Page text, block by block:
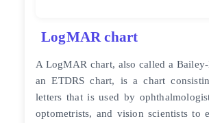
LogMAR chart
A LogMAR chart, also called a
an ETDRS chart, is a chart
letters that is used by
optometrists, and vision scientists to